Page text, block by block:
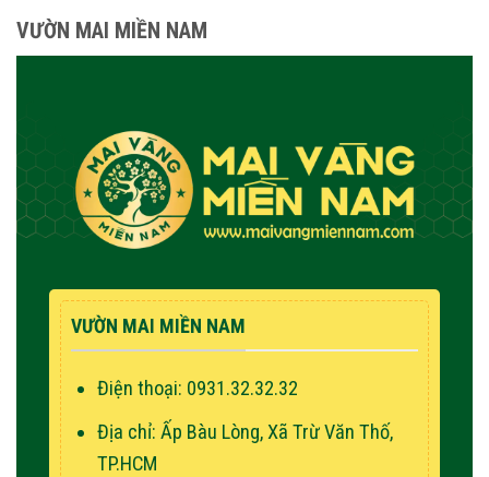
VƯỜN MAI MIỀN NAM
VƯỜN MAI MIỀN NAM
Điện thoại: 0931.32.32.32
Địa chỉ: Ấp Bàu Lòng, Xã Trừ Văn Thố,
TP.HCM